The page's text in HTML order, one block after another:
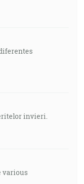
invieri.
various